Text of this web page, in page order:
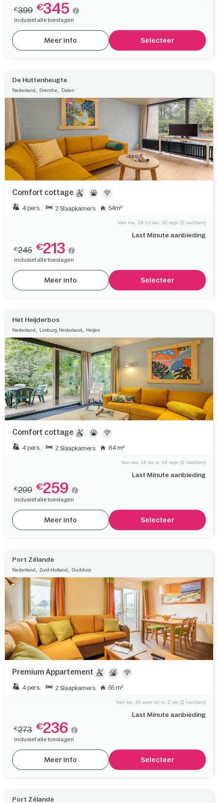
€399 €345
inclusief alle toeslagen
Meer info Selecteer
De Huttenheugte
Nederland, Drenthe, Dalen
Comfort cottage
4 pers. 2 Slaapkamers 54m²
Last Minute aanbieding
Van ma. 28 tot wo. 30 sept (2 nachten)
€245 €213
inclusief alle toeslagen
Meer info Selecteer
Het Heijderbos
Nederland, Limburg Nederland, Heijen
Comfort cottage
4 pers. 2 Slaapkamers 64 m²
Last Minute aanbieding
Van wo. 16 tot vr. 18 sept (2 nachten)
€299 €259
inclusief alle toeslagen
Meer info Selecteer
Port Zélande
Nederland, Zuid-Holland, Ouddorp
Premium Appartement
4 pers. 2 Slaapkamers 55 m²
Last Minute aanbieding
Van wo. 30 sept tot vr. 2 okt (2 nachten)
€273 €236
inclusief alle toeslagen
Meer info Selecteer
Port Zélande